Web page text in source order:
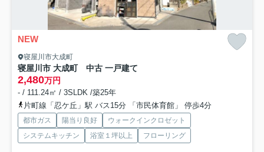
NEW
寝屋川市大成町
寝屋川市 大成町 中古 一戸建て
2,480万円
- / 111.24㎡ / 3SLDK /築25年
片町線「忍ケ丘」駅 バス15分 「市民体育館」 停歩4分
都市ガス 陽当り良好
ウォークインクロゼット
システムキッチン
浴室１坪以上 フローリング